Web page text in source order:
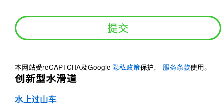
阅？
*
本网站受reCAPTCHA及Google 隐私政策保护， 服务条款使用。
创新型水滑道
水上过山车